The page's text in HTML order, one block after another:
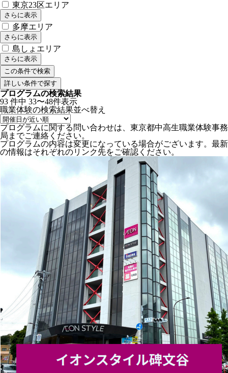
東京23区エリア
さらに表示
多摩エリア
さらに表示
島しょエリア
さらに表示
詳しい条件で探す
プログラムの検索結果
93 件中 33〜48件表示
職業体験の検索結果並べ替え
プログラムに関する問い合わせは、東京都中高生職業体験事務
局までご連絡ください。
プログラムの内容は変更になっている場合がございます。最新
の情報はそれぞれのリンク先をご確認ください。